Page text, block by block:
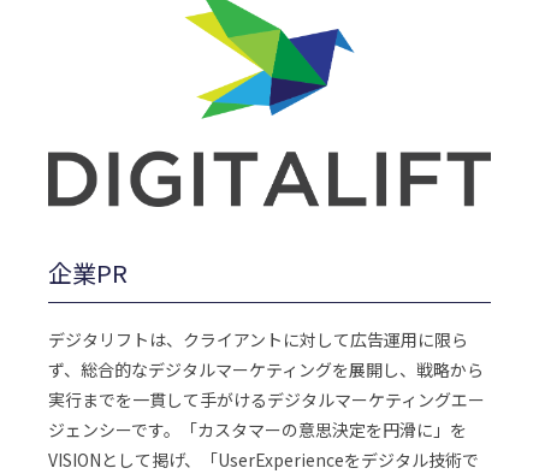
企業PR
デジタリフトは、クライアントに対して広告運用に限ら
ず、総合的なデジタルマーケティングを展開し、戦略から
実行までを一貫して手がけるデジタルマーケティングエー
ジェンシーです。「カスタマーの意思決定を円滑に」を
VISIONとして掲げ、「UserExperienceをデジタル技術で